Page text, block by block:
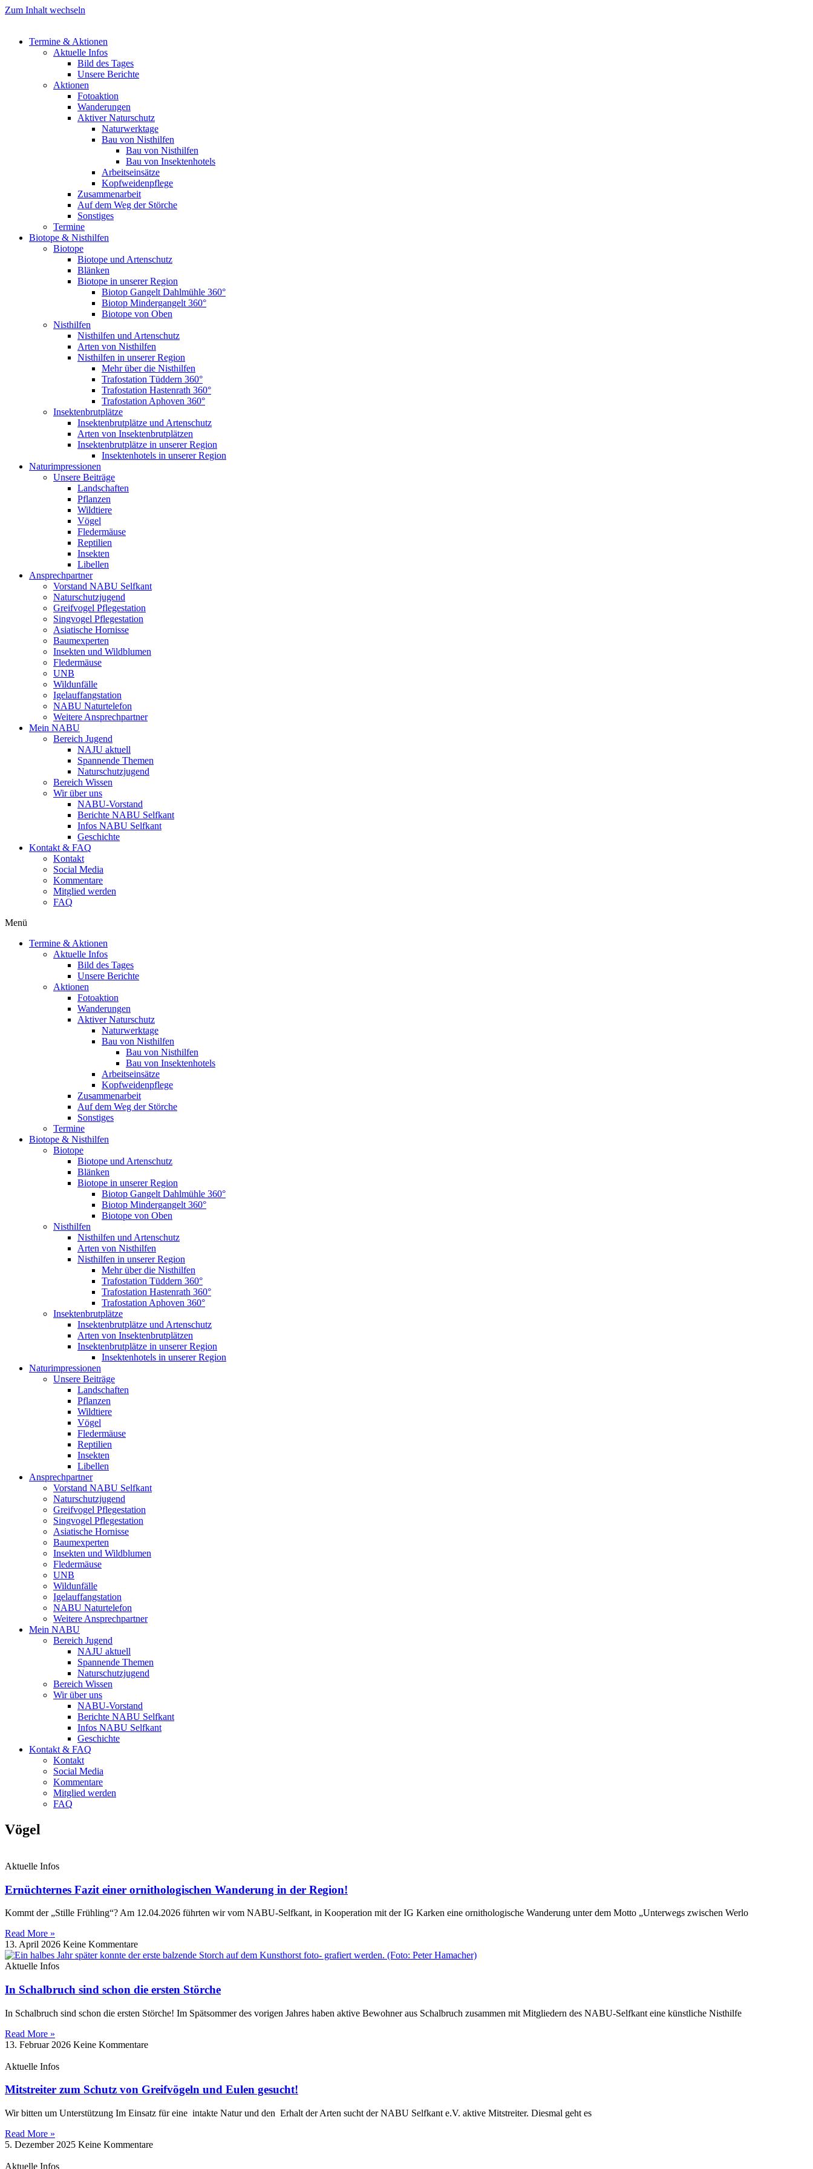
Zum Inhalt wechseln
Termine & Aktionen
Aktuelle Infos
Bild des Tages
Unsere Berichte
Aktionen
Fotoaktion
Wanderungen
Aktiver Naturschutz
Naturwerktage
Bau von Nisthilfen
Bau von Nisthilfen
Bau von Insektenhotels
Arbeitseinsätze
Kopfweidenpflege
Zusammenarbeit
Auf dem Weg der Störche
Sonstiges
Termine
Biotope & Nisthilfen
Biotope
Biotope und Artenschutz
Blänken
Biotope in unserer Region
Biotop Gangelt Dahlmühle 360°
Biotop Mindergangelt 360°
Biotope von Oben
Nisthilfen
Nisthilfen und Artenschutz
Arten von Nisthilfen
Nisthilfen in unserer Region
Mehr über die Nisthilfen
Trafostation Tüddern 360°
Trafostation Hastenrath 360°
Trafostation Aphoven 360°
Insektenbrutplätze
Insektenbrutplätze und Artenschutz
Arten von Insektenbrutplätzen
Insektenbrutplätze in unserer Region
Insektenhotels in unserer Region
Naturimpressionen
Unsere Beiträge
Landschaften
Pflanzen
Wildtiere
Vögel
Fledermäuse
Reptilien
Insekten
Libellen
Ansprechpartner
Vorstand NABU Selfkant
Naturschutzjugend
Greifvogel Pflegestation
Singvogel Pflegestation
Asiatische Hornisse
Baumexperten
Insekten und Wildblumen
Fledermäuse
UNB
Wildunfälle
Igelauffangstation
NABU Naturtelefon
Weitere Ansprechpartner
Mein NABU
Bereich Jugend
NAJU aktuell
Spannende Themen
Naturschutzjugend
Bereich Wissen
Wir über uns
NABU-Vorstand
Berichte NABU Selfkant
Infos NABU Selfkant
Geschichte
Kontakt & FAQ
Kontakt
Social Media
Kommentare
Mitglied werden
FAQ
Menü
Termine & Aktionen
Aktuelle Infos
Bild des Tages
Unsere Berichte
Aktionen
Fotoaktion
Wanderungen
Aktiver Naturschutz
Naturwerktage
Bau von Nisthilfen
Bau von Nisthilfen
Bau von Insektenhotels
Arbeitseinsätze
Kopfweidenpflege
Zusammenarbeit
Auf dem Weg der Störche
Sonstiges
Termine
Biotope & Nisthilfen
Biotope
Biotope und Artenschutz
Blänken
Biotope in unserer Region
Biotop Gangelt Dahlmühle 360°
Biotop Mindergangelt 360°
Biotope von Oben
Nisthilfen
Nisthilfen und Artenschutz
Arten von Nisthilfen
Nisthilfen in unserer Region
Mehr über die Nisthilfen
Trafostation Tüddern 360°
Trafostation Hastenrath 360°
Trafostation Aphoven 360°
Insektenbrutplätze
Insektenbrutplätze und Artenschutz
Arten von Insektenbrutplätzen
Insektenbrutplätze in unserer Region
Insektenhotels in unserer Region
Naturimpressionen
Unsere Beiträge
Landschaften
Pflanzen
Wildtiere
Vögel
Fledermäuse
Reptilien
Insekten
Libellen
Ansprechpartner
Vorstand NABU Selfkant
Naturschutzjugend
Greifvogel Pflegestation
Singvogel Pflegestation
Asiatische Hornisse
Baumexperten
Insekten und Wildblumen
Fledermäuse
UNB
Wildunfälle
Igelauffangstation
NABU Naturtelefon
Weitere Ansprechpartner
Mein NABU
Bereich Jugend
NAJU aktuell
Spannende Themen
Naturschutzjugend
Bereich Wissen
Wir über uns
NABU-Vorstand
Berichte NABU Selfkant
Infos NABU Selfkant
Geschichte
Kontakt & FAQ
Kontakt
Social Media
Kommentare
Mitglied werden
FAQ
Vögel
Aktuelle Infos
Ernüchternes Fazit einer ornithologischen Wanderung in der Region!
Kommt der „Stille Frühling“? Am 12.04.2026 führten wir vom NABU-Selfkant, in Kooperation mit der IG Karken eine ornithologische Wanderung unter dem Motto „Unterwegs zwischen Werlo
Read More »
13. April 2026 Keine Kommentare
Aktuelle Infos
In Schalbruch sind schon die ersten Störche
In Schalbruch sind schon die ersten Störche! Im Spätsommer des vorigen Jahres haben aktive Bewohner aus Schalbruch zusammen mit Mitgliedern des NABU-Selfkant eine künstliche Nisthilfe
Read More »
13. Februar 2026 Keine Kommentare
Aktuelle Infos
Mitstreiter zum Schutz von Greifvögeln und Eulen gesucht!
Wir bitten um Unterstützung Im Einsatz für eine intakte Natur und den Erhalt der Arten sucht der NABU Selfkant e.V. aktive Mitstreiter. Diesmal geht es
Read More »
5. Dezember 2025 Keine Kommentare
Aktuelle Infos